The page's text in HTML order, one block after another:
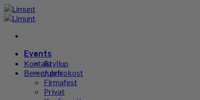
Gå
til
Events
Bryllup
Julefrokost
Firmafest
Privat
Kontakt
Beregn pris